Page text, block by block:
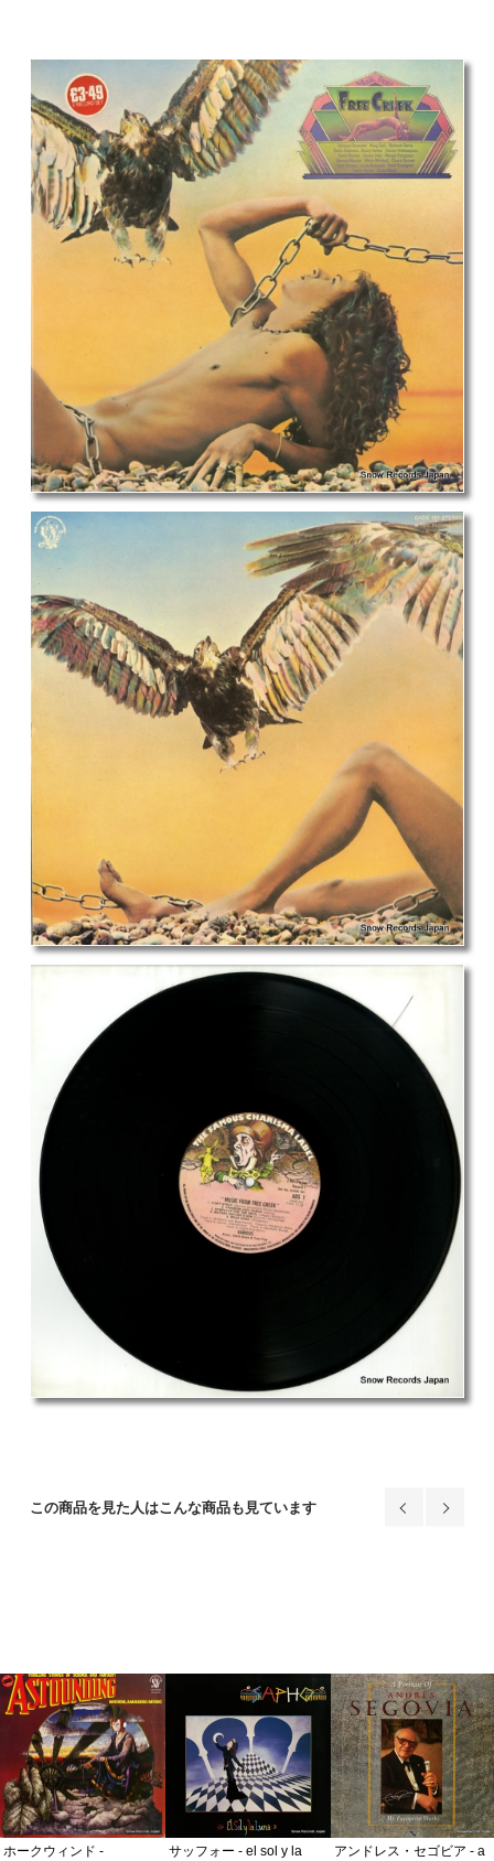
この商品を見た人はこんな商品も見ています
ホークウィンド -
サッフォー - el sol y la
アンドレス・セゴビア - a